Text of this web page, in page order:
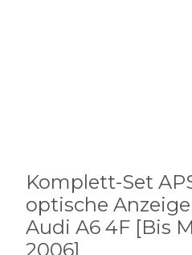
Komplett-Set
optische
Audi A6 4F [Bis
2006]